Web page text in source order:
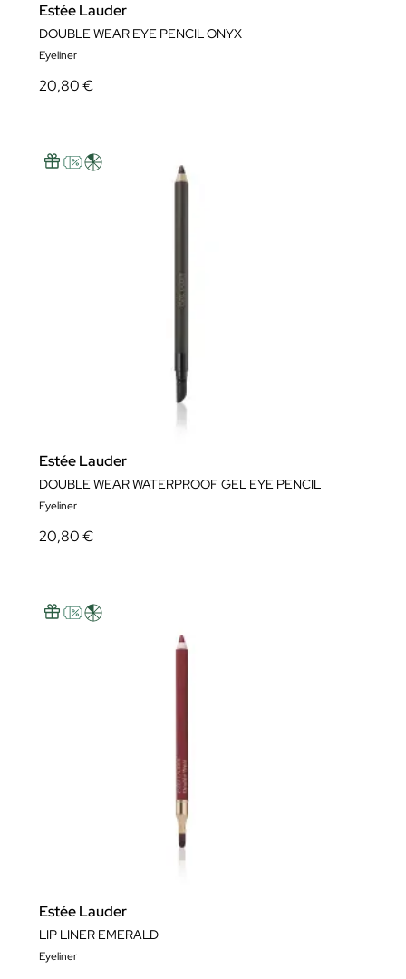
Estée Lauder
DOUBLE WEAR EYE PENCIL ONYX
Eyeliner
20,80 €
Estée Lauder
DOUBLE WEAR WATERPROOF GEL EYE PENCIL
Eyeliner
20,80 €
Estée Lauder
LIP LINER EMERALD
Eyeliner